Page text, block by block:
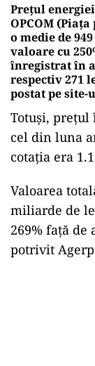
Preţul
OPCOM
o medie de
valoare cu
înregistrat în
respectiv 271
postat pe
Totuşi, preţul
cel din luna
cotaţia era
Valoarea
miliarde de
269% faţă de
potrivit